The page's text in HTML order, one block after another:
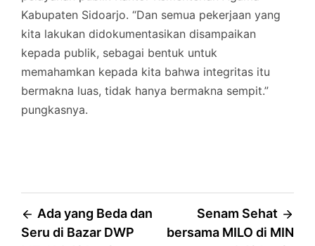
Kabupaten Sidoarjo. “Dan semua pekerjaan yang
kita lakukan didokumentasikan disampaikan
kepada publik, sebagai bentuk untuk
memahamkan kepada kita bahwa integritas itu
bermakna luas, tidak hanya bermakna sempit.”
pungkasnya.
Post
navigation
Ada yang Beda dan
Seru di Bazar DWP
Senam Sehat
bersama MILO di MIN